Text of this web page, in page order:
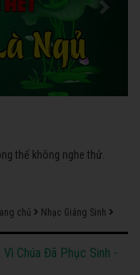
thể không nghe thử.
chủ Nhạc Giáng Sinh
Vì Chúa Đã Phục Sinh -